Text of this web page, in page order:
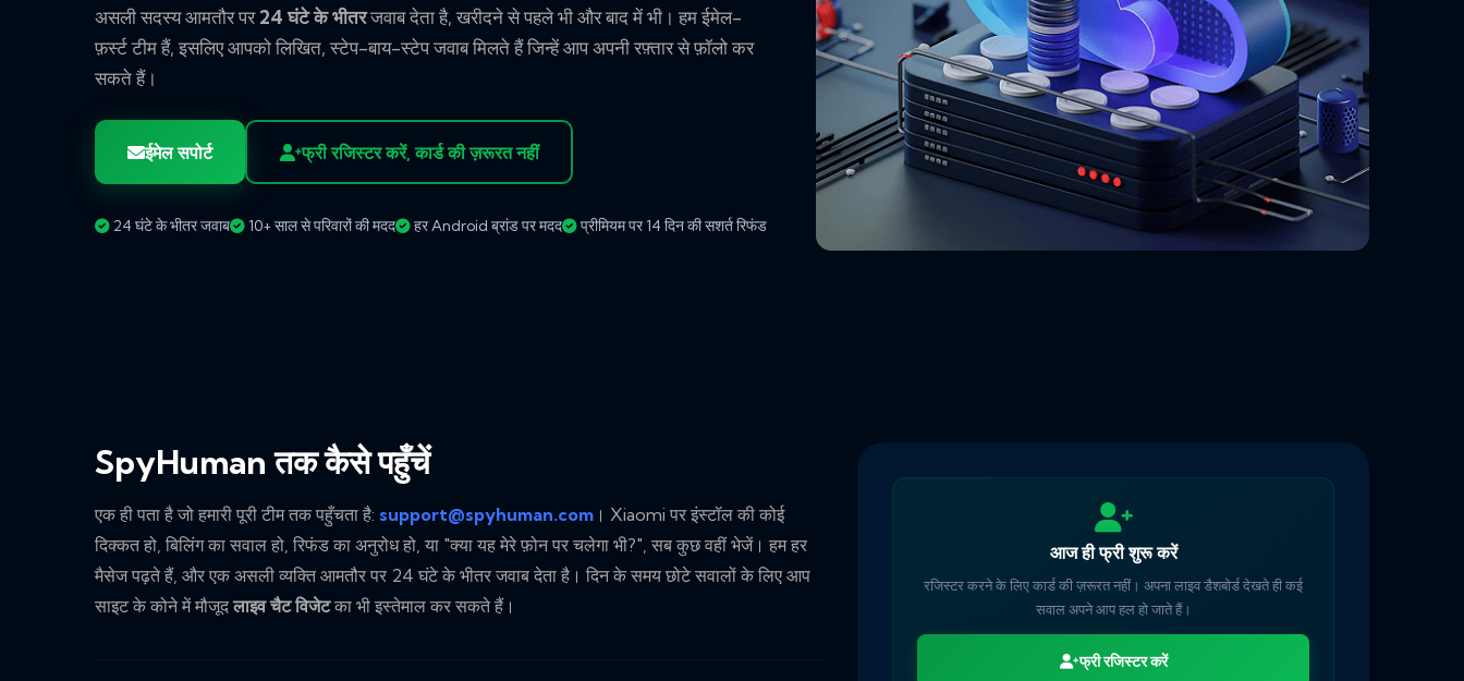
असली सदस्य आमतौर पर24 घंटे के भीतरजवाब देता है, खरीदने से पहले भी और बाद में भी। हम ईमेल-
फ़र्स्ट टीम हैं, इसलिए आपको लिखित, स्टेप-बाय-स्टेप जवाब मिलते हैं जिन्हें आप अपनी रफ़्तार से फ़ॉलो कर
सकते हैं।
ईमेल सपोर्ट फ्री रजिस्टर करें, कार्ड की ज़रूरत नहीं
24 घंटे के भीतर जवाब 10+ साल से परिवारों की मदद हर Android ब्रांड पर मदद प्रीमियम पर 14 दिन की सशर्त रिफंड
SpyHuman तक कैसे पहुँचें
एक ही पता है जो हमारी पूरी टीम तक पहुँचता है: support@spyhuman.com । Xiaomi पर इंस्टॉल की कोई
दिक्कत हो, बिलिंग का सवाल हो, रिफंड का अनुरोध हो, या "क्या यह मेरे फ़ोन पर चलेगा भी?", सब कुछ वहीं भेजें। हम हर
मैसेज पढ़ते हैं, और एक असली व्यक्ति आमतौर पर 24 घंटे के भीतर जवाब देता है। दिन के समय छोटे सवालों के लिए आप
साइट के कोने में मौजूदलाइव चैट विजेटका भी इस्तेमाल कर सकते हैं।
आज ही फ्री शुरू करें
रजिस्टर करने के लिए कार्ड की ज़रूरत नहीं। अपना लाइव डैशबोर्ड देखते ही कई
सवाल अपने आप हल हो जाते हैं।
फ्री रजिस्टर करें